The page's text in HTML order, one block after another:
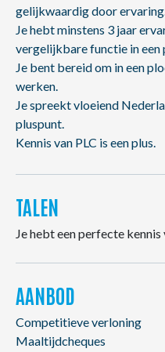
gelijkwaardig door
Je hebt minstens 3 jaar
vergelijkbare functie in
Je bent bereid om in een
werken.
Je spreekt vloeiend
pluspunt.
Kennis van PLC is een plus.
TALEN
Je hebt een perfecte
AANBOD
Competitieve verloning
Maaltijdcheques